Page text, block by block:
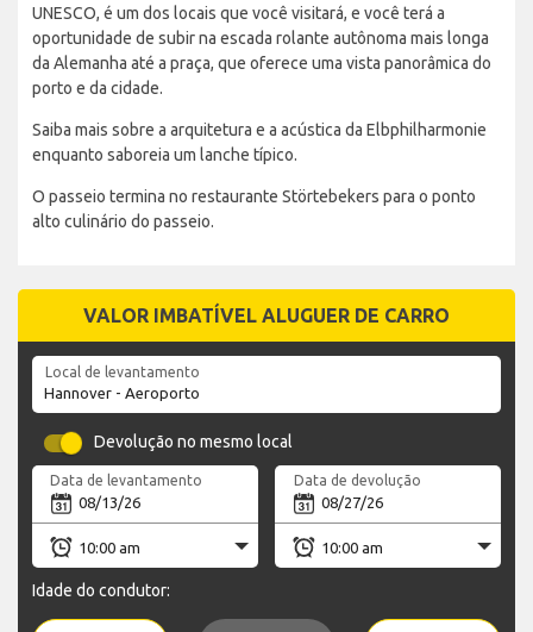
UNESCO, é um dos locais que você visitará, e você terá a
oportunidade de subir na escada rolante autônoma mais longa
da Alemanha até a praça, que oferece uma vista panorâmica do
porto e da cidade.
Saiba mais sobre a arquitetura e a acústica da Elbphilharmonie
enquanto saboreia um lanche típico.
O passeio termina no restaurante Störtebekers para o ponto
alto culinário do passeio.
VALOR IMBATÍVEL ALUGUER DE CARRO
Local de levantamento
Devolução no mesmo local
Data de levantamento Data de devolução
Idade do condutor: